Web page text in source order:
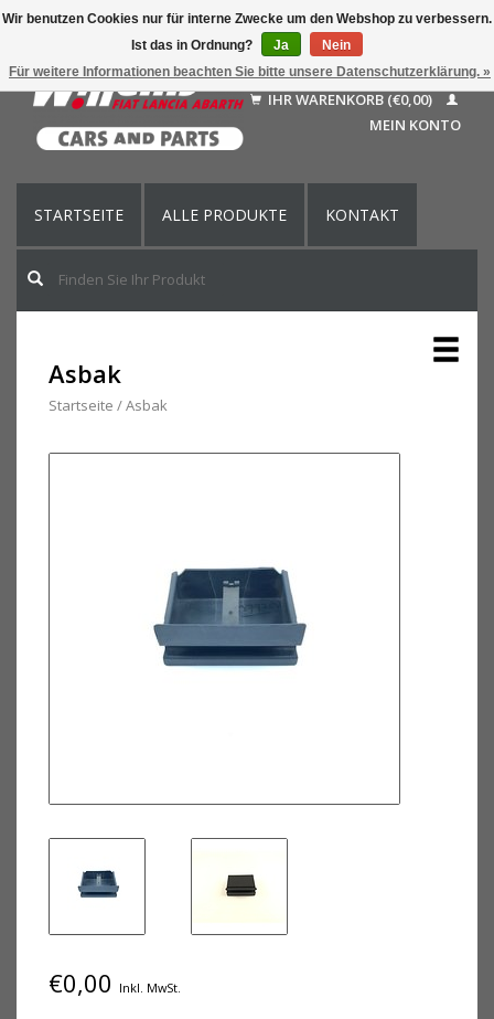
Nederlands
Français
English (US)
IHR WARENKORB (€0,00)
MEIN KONTO
STARTSEITE ALLE PRODUKTE KONTAKT
Asbak
Startseite /Asbak
€0,00 Inkl. MwSt.
Wir benutzen Cookies nur für interne Zwecke um den Webshop zu verbessern.
Ist das in Ordnung?
Ja
Nein
Für weitere Informationen beachten Sie bitte unsere Datenschutzerklärung. »